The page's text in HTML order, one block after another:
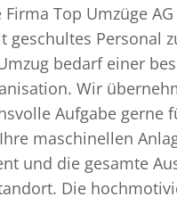
Top Umzüge
geschultes Personal
bedarf einer
Wir
Aufgabe gerne
maschinellen
und die gesamte
Die